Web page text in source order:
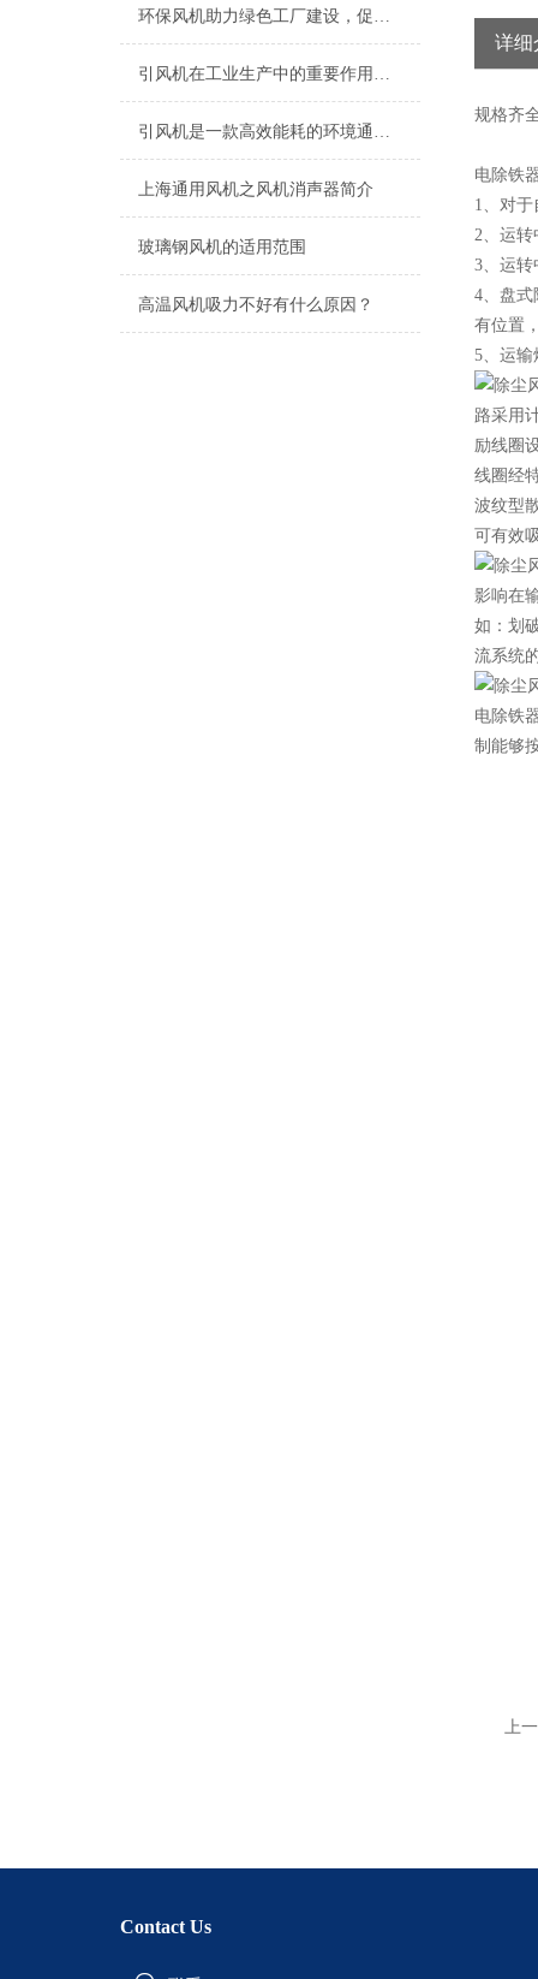
环保风机助力绿色工厂建设，促进节能减排
引风机在工业生产中的重要作用及发展趋势
引风机是一款高效能耗的环境通风设备
上海​通用风机之风机消声器简介
玻璃钢风机的适用范围
高温风机吸力不好有什么原因？
详细
规格齐
电除铁
1、对
2、运
3、运
4、盘式
有位置
5、运输
路采用
励线圈
线圈经
波纹型
可有效
影响在
如：划
流系统
电除铁
制能够
上
Contact Us